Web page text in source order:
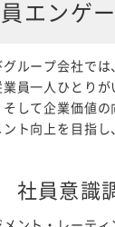
エンゲ
グループ会社で
業員一人ひとり
そして企業価値
ント向上を目指し
社員意識